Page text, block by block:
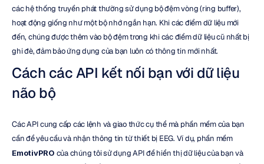
các hệ thống truyền phát thường sử dụng bộ đệm vòng (ring buffer),
hoạt động giống như một bộ nhớ ngắn hạn. Khi các điểm dữ liệu mới
đến, chúng được thêm vào bộ đệm trong khi các điểm dữ liệu cũ nhất bị
ghi đè, đảm bảo ứng dụng của bạn luôn có thông tin mới nhất.
Cách các API kết nối bạn với dữ liệu
não bộ
Các API cung cấp các lệnh và giao thức cụ thể mà phần mềm của bạn
cần để yêu cầu và nhận thông tin từ thiết bị EEG. Ví dụ, phần mềm
EmotivPRO của chúng tôi sử dụng API để hiển thị dữ liệu của bạn và